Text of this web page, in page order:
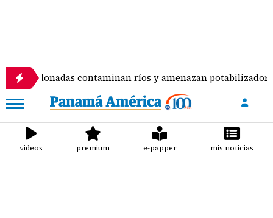
contaminan ríos y amenazan potabilizadora en La
videos premium e-papper mis noticias